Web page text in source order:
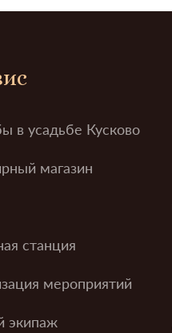
в усадьбе Кусково
магазин
станция
мероприятий
экипаж